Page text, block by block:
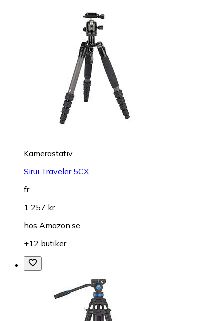
Kamerastativ
Sirui Traveler 5CX
fr.
1 257 kr
hos Amazon.se
+12 butiker